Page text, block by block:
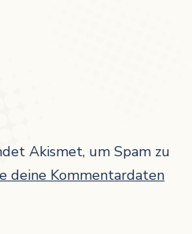
Akismet, um Spam zu
deine Kommentardaten